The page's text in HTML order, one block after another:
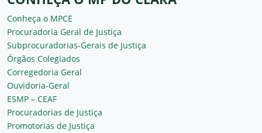
Conheça o MPCE
Procuradoria Geral de Justiça
Subprocuradorias-Gerais de Justiça
Órgãos Colegiados
Corregedoria Geral
Ouvidoria-Geral
ESMP – CEAF
Procuradorias de Justiça
Promotorias de Justiça